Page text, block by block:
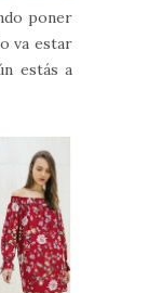
poner
va estar
estás a